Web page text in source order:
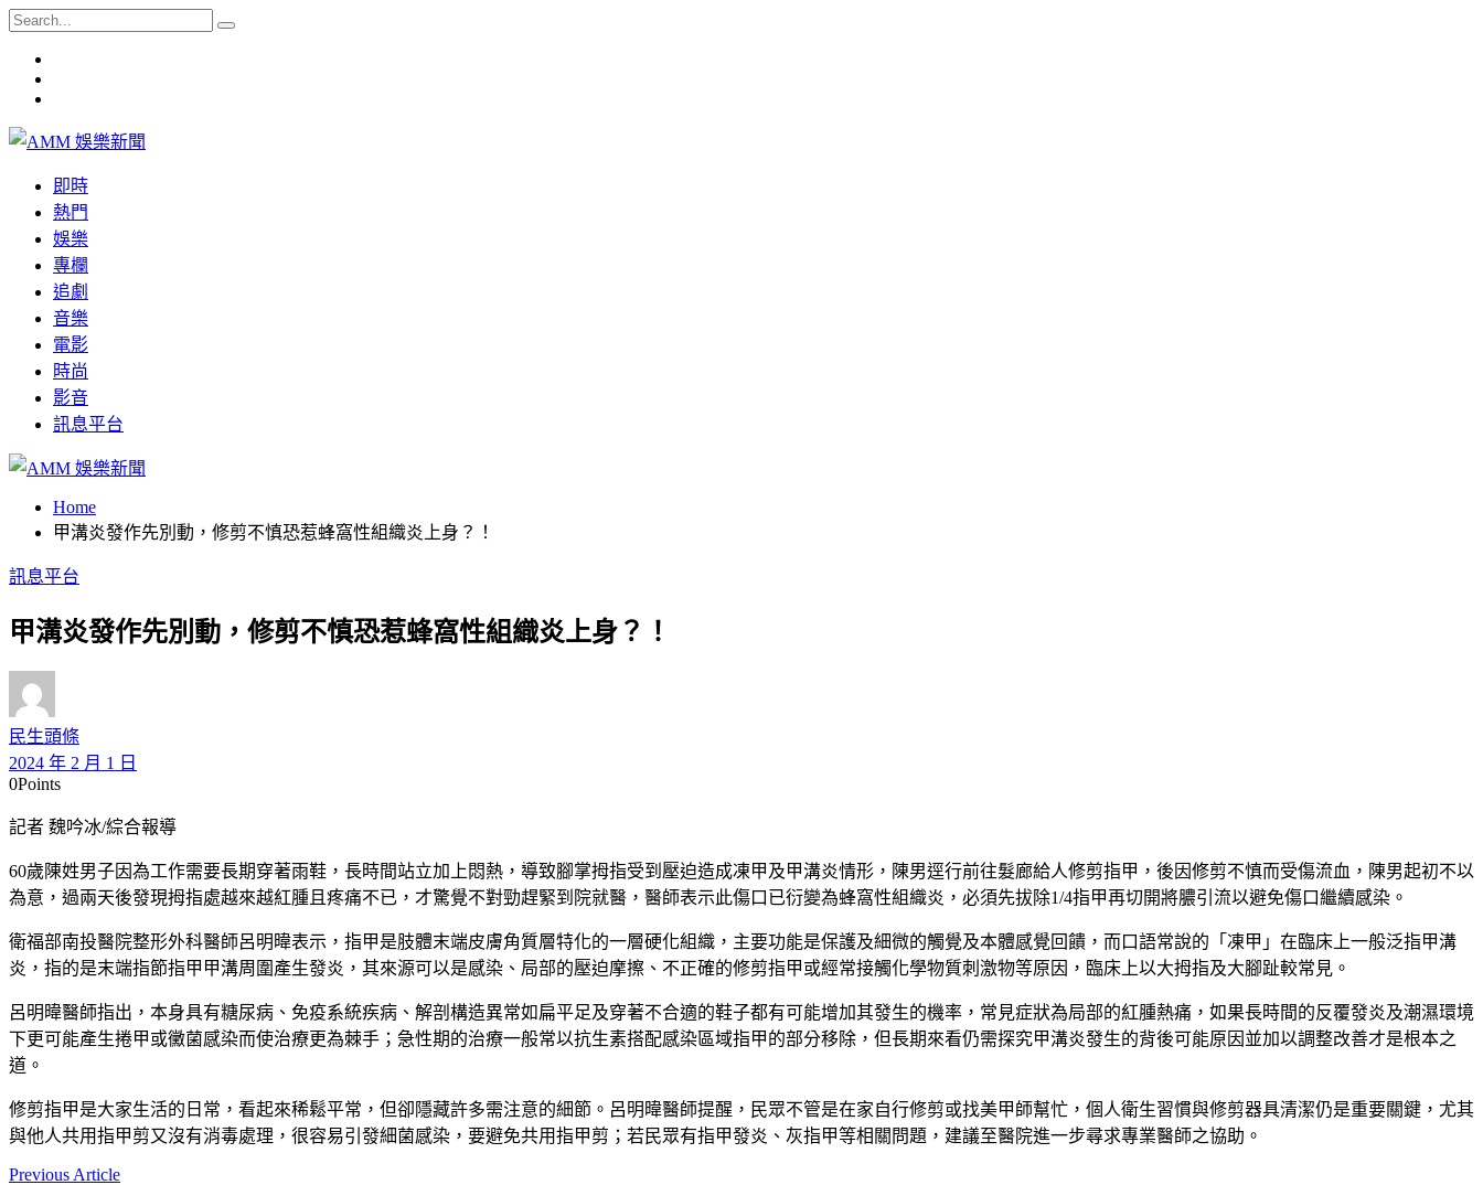
即時
熱門
娛樂
專欄
追劇
音樂
電影
時尚
影音
訊息平台
Home
甲溝炎發作先別動，修剪不慎恐惹蜂窩性組織炎上身？！
訊息平台
甲溝炎發作先別動，修剪不慎恐惹蜂窩性組織炎上身？！
民生頭條
2024 年 2 月 1 日
0Points
記者 魏吟冰/綜合報導
60歲陳姓男子因為工作需要長期穿著雨鞋，長時間站立加上悶熱，導致腳掌拇指受到壓迫造成凍甲及甲溝炎情形，陳男逕行前往髮廊給人修剪指甲，後因修剪不慎而受傷流血，陳男起初不以
為意，過兩天後發現拇指處越來越紅腫且疼痛不已，才驚覺不對勁趕緊到院就醫，醫師表示此傷口已衍變為蜂窩性組織炎，必須先拔除1/4指甲再切開將膿引流以避免傷口繼續感染。
衛福部南投醫院整形外科醫師呂明暐表示，指甲是肢體末端皮膚角質層特化的一層硬化組織，主要功能是保護及細微的觸覺及本體感覺回饋，而口語常說的「凍甲」在臨床上一般泛指甲溝
炎，指的是末端指節指甲甲溝周圍產生發炎，其來源可以是感染、局部的壓迫摩擦、不正確的修剪指甲或經常接觸化學物質刺激物等原因，臨床上以大拇指及大腳趾較常見。
呂明暐醫師指出，本身具有糖尿病、免疫系統疾病、解剖構造異常如扁平足及穿著不合適的鞋子都有可能增加其發生的機率，常見症狀為局部的紅腫熱痛，如果長時間的反覆發炎及潮濕環境
下更可能產生捲甲或黴菌感染而使治療更為棘手；急性期的治療一般常以抗生素搭配感染區域指甲的部分移除，但長期來看仍需探究甲溝炎發生的背後可能原因並加以調整改善才是根本之
道。
修剪指甲是大家生活的日常，看起來稀鬆平常，但卻隱藏許多需注意的細節。呂明暐醫師提醒，民眾不管是在家自行修剪或找美甲師幫忙，個人衛生習慣與修剪器具清潔仍是重要關鍵，尤其
與他人共用指甲剪又沒有消毒處理，很容易引發細菌感染，要避免共用指甲剪；若民眾有指甲發炎、灰指甲等相關問題，建議至醫院進一步尋求專業醫師之協助。
Previous Article